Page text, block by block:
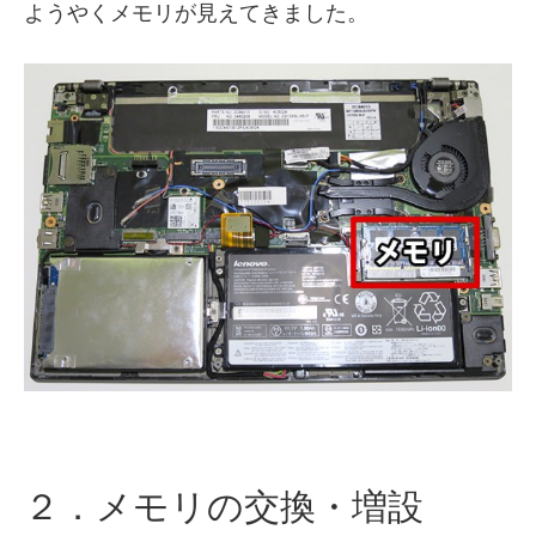
ようやくメモリが見えてきました。
２．メモリの交換・増設